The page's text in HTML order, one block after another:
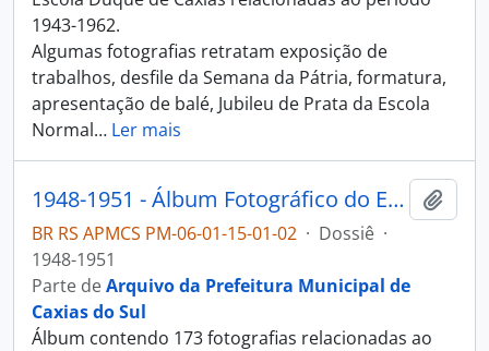
1943-1962.
Algumas fotografias retratam exposição de
trabalhos, desfile da Semana da Pátria, formatura,
apresentação de balé, Jubileu de Prata da Escola
Normal… Ler mais
1948-1951 - Álbum Fotográfico do Ensino Municipal de Caxias do Sul
BR RS APMCS PM-06-01-15-01-02 · Dossiê ·
1948-1951
Parte deArquivo da Prefeitura Municipal de
Caxias do Sul
Álbum contendo 173 fotografias relacionadas ao